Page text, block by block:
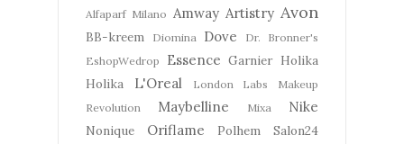
Alfaparf Milano Amway Artistry Avon
BB-kreem Diomina Dove
Dr. Bronner's
EshopWedrop
Essence Garnier Holika
Holika
L'Oreal London Labs
Makeup
Revolution
Maybelline Mixa Nike
Nonique Oriflame Polhem
Salon24